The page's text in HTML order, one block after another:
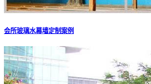
会所玻璃水幕墙定制案例